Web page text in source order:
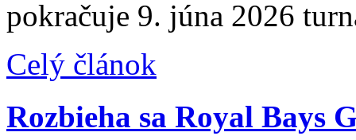
pokračuje 9. júna 2026
Celý článok
Rozbieha sa Royal Bays